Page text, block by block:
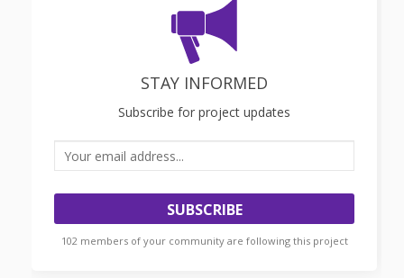
STAY INFORMED
Subscribe for project updates
Your email address...
102 members of your community are following this project